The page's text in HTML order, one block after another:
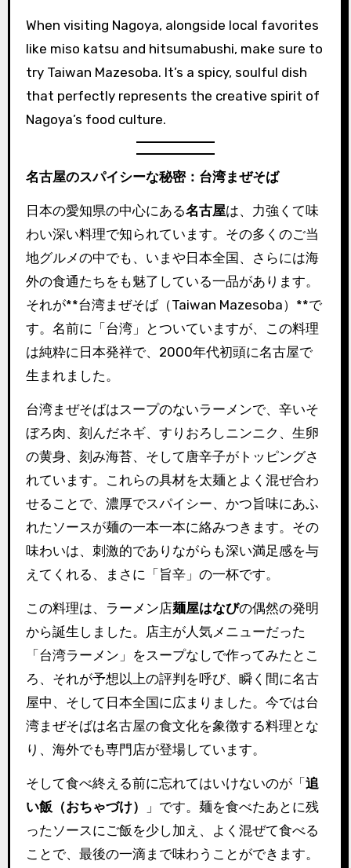
When visiting Nagoya, alongside local favorites
like miso katsu and hitsumabushi, make sure to
try Taiwan Mazesoba. It’s a spicy, soulful dish
that perfectly represents the creative spirit of
Nagoya’s food culture.
名古屋のスパイシーな秘密：台湾まぜそば
日本の愛知県の中心にある名古屋は、力強くて味
わい深い料理で知られています。その多くのご当
地グルメの中でも、いまや日本全国、さらには海
外の食通たちをも魅了している一品があります。
それが**台湾まぜそば（Taiwan Mazesoba）**で
す。名前に「台湾」とついていますが、この料理
は純粋に日本発祥で、2000年代初頭に名古屋で
生まれました。
台湾まぜそばはスープのないラーメンで、辛いそ
ぼろ肉、刻んだネギ、すりおろしニンニク、生卵
の黄身、刻み海苔、そして唐辛子がトッピングさ
れています。これらの具材を太麺とよく混ぜ合わ
せることで、濃厚でスパイシー、かつ旨味にあふ
れたソースが麺の一本一本に絡みつきます。その
味わいは、刺激的でありながらも深い満足感を与
えてくれる、まさに「旨辛」の一杯です。
この料理は、ラーメン店麺屋はなびの偶然の発明
から誕生しました。店主が人気メニューだった
「台湾ラーメン」をスープなしで作ってみたとこ
ろ、それが予想以上の評判を呼び、瞬く間に名古
屋中、そして日本全国に広まりました。今では台
湾まぜそばは名古屋の食文化を象徴する料理とな
り、海外でも専門店が登場しています。
そして食べ終える前に忘れてはいけないのが「 追
い飯（おちゃづけ）
」です。麺を食べたあとに残
ったソースにご飯を少し加え、よく混ぜて食べる
ことで、最後の一滴まで味わうことができます。